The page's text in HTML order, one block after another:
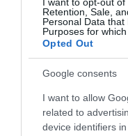
Retention, Sale,
Personal Data
Purposes for
Opted Out
Google consents
I want to allow
related to
device identifiers in